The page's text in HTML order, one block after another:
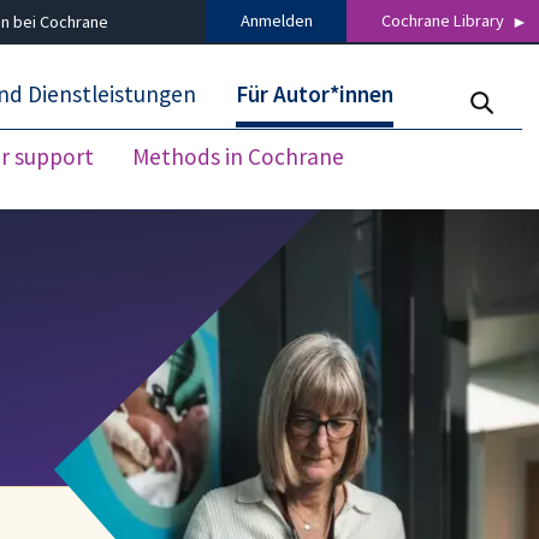
bei Cochrane Anmelden Cochrane Library
Dienstleistungen Für Autor*innen
support Methods in Cochrane